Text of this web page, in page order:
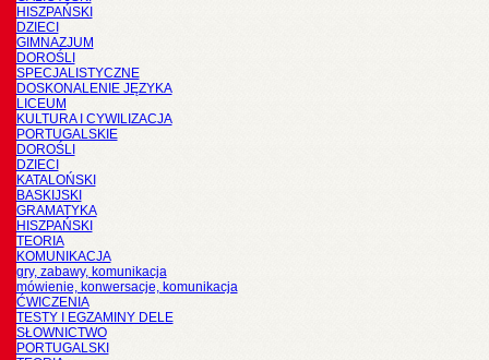
HISZPAŃSKI
DZIECI
GIMNAZJUM
DOROŚLI
SPECJALISTYCZNE
DOSKONALENIE JĘZYKA
LICEUM
KULTURA I CYWILIZACJA
PORTUGALSKIE
DOROŚLI
DZIECI
KATALOŃSKI
BASKIJSKI
GRAMATYKA
HISZPAŃSKI
TEORIA
KOMUNIKACJA
gry, zabawy, komunikacja
mówienie, konwersacje, komunikacja
ĆWICZENIA
TESTY I EGZAMINY DELE
SŁOWNICTWO
PORTUGALSKI